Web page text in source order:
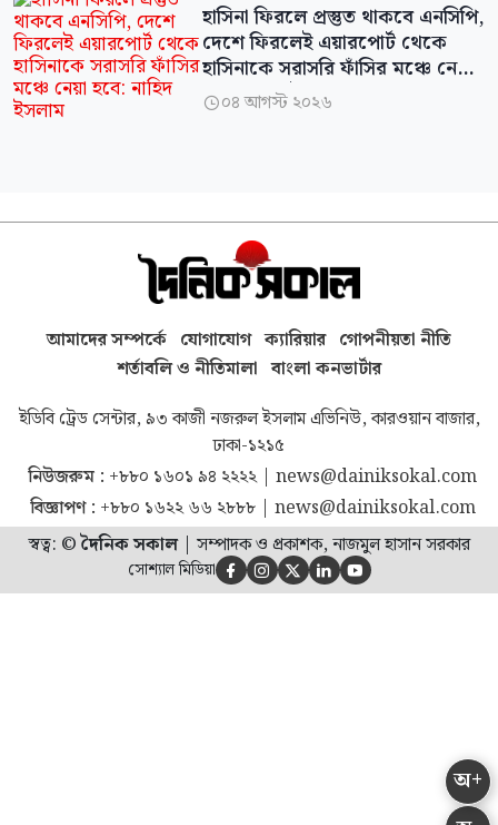
হাসিনা ফিরলে প্রস্তুত থাকবে এনসিপি,
দেশে ফিরলেই এয়ারপোর্ট থেকে
হাসিনাকে সরাসরি ফাঁসির মঞ্চে নেয়া
হবে: নাহিদ ইসলাম
০৪ আগস্ট ২০২৬
অ+
আমাদের সম্পর্কে যোগাযোগ ক্যারিয়ার গোপনীয়তা নীতি
শর্তাবলি ও নীতিমালা বাংলা কনভার্টার
ইডিবি ট্রেড সেন্টার, ৯৩ কাজী নজরুল ইসলাম এভিনিউ, কারওয়ান বাজার,
ঢাকা-১২১৫
নিউজরুম : +৮৮০ ১৬০১ ৯৪ ২২২২| news@dainiksokal.com
বিজ্ঞাপণ : +৮৮০ ১৬২২ ৬৬ ২৮৮৮| news@dainiksokal.com
স্বত্ব: ©দৈনিক সকাল| সম্পাদক ও প্রকাশক, নাজমুল হাসান সরকার
সোশ্যাল মিডিয়া     